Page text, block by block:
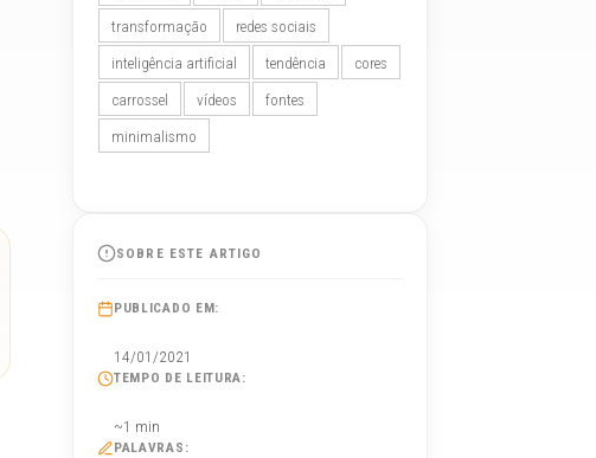
transformação redes sociais
inteligência artificial tendência cores
carrossel vídeos fontes
minimalismo
SOBRE ESTE ARTIGO
PUBLICADO EM:
14/01/2021
TEMPO DE LEITURA:
~1 min
PALAVRAS: